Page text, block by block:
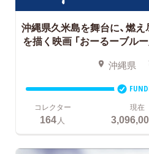
沖縄県久米島を舞台に、燃
を描く映画 「おーるーブル
沖縄県
コレクター
164 人
現在